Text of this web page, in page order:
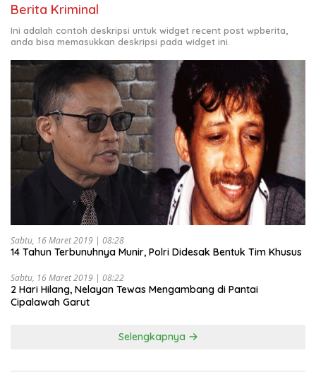
Berita Kriminal
Ini adalah contoh deskripsi untuk widget recent post wpberita,
anda bisa memasukkan deskripsi pada widget ini.
Sabtu, 16 Maret 2019 | 08:28
14 Tahun Terbunuhnya Munir, Polri Didesak Bentuk Tim Khusus
Sabtu, 16 Maret 2019 | 08:22
2 Hari Hilang, Nelayan Tewas Mengambang di Pantai
Cipalawah Garut
Selengkapnya